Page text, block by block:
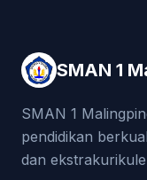
SMAN 1
SMAN 1
pendidikan
dan